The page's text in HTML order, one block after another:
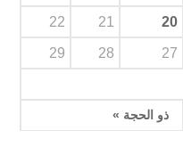
ذو الحجة »
20
21
22
27
28
29